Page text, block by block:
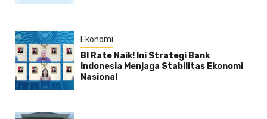
Ekonomi
BI Rate Naik! Ini Strategi Bank
Indonesia Menjaga Stabilitas Ekonomi
Nasional